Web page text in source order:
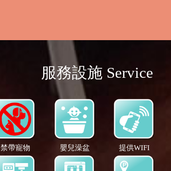
服務設施 Service
禁帶寵物 嬰兒澡盆 提供WIFI